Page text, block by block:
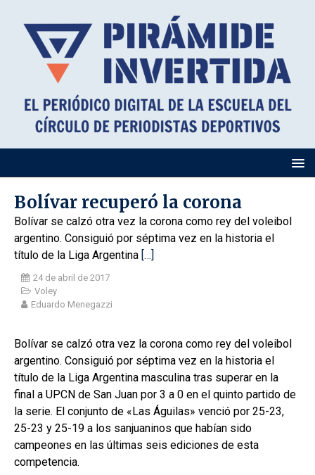
Bolívar recuperó la corona
Bolívar se calzó otra vez la corona como rey del voleibol
argentino. Consiguió por séptima vez en la historia el
título de la Liga Argentina […]
24 de abril de 2017
Voley
Eduardo Menegazzi
Bolívar se calzó otra vez la corona como rey del voleibol
argentino. Consiguió por séptima vez en la historia el
título de la Liga Argentina masculina tras superar en la
final a UPCN de San Juan por 3 a 0 en el quinto partido de
la serie. El conjunto de «Las Águilas» venció por 25-23,
25-23 y 25-19 a los sanjuaninos que habían sido
campeones en las últimas seis ediciones de esta
competencia.